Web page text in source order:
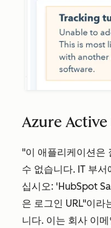
Azure
"이 애플리케이션은
수 없습니다. IT 부
십시오: 'HubSpot
은 로그인 URL"이라
니다. 이는 회사 이